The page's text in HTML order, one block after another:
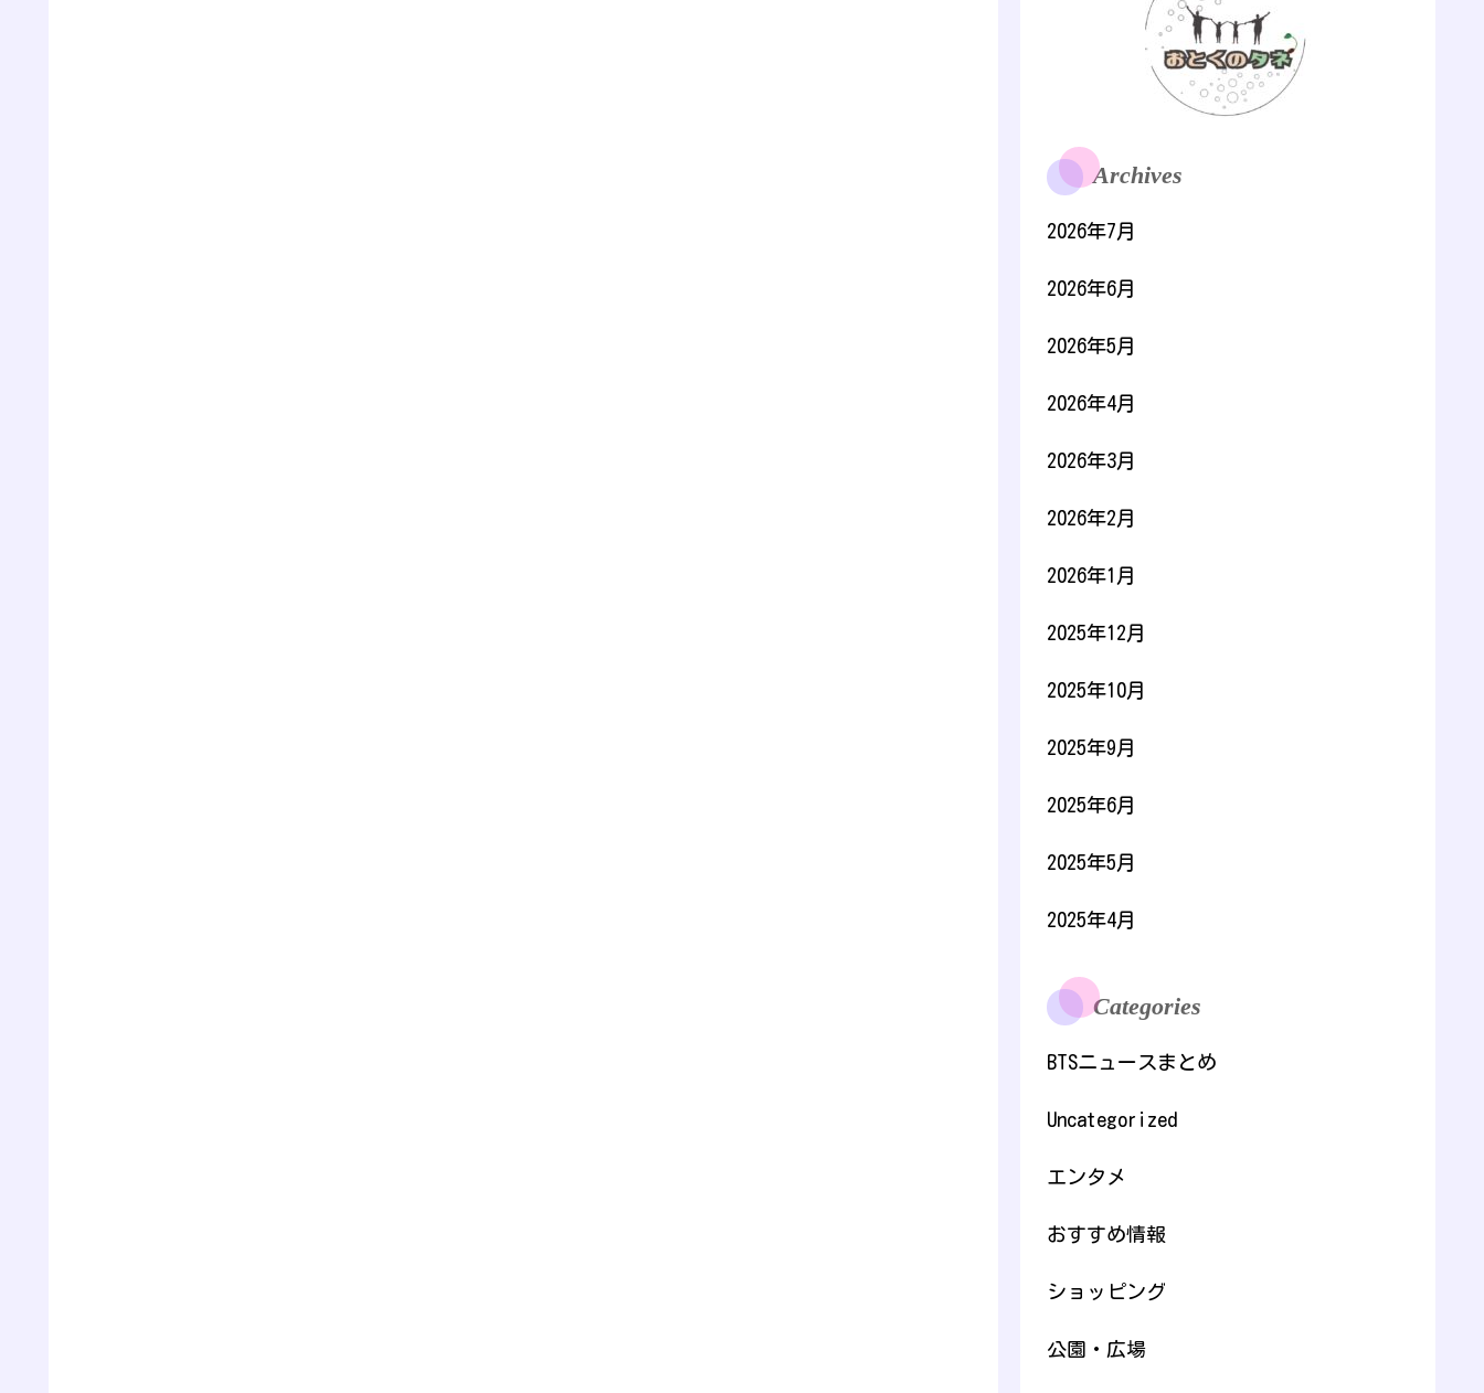
Archives
2026年7月
2026年6月
2026年5月
2026年4月
2026年3月
2026年2月
2026年1月
2025年12月
2025年10月
2025年9月
2025年6月
2025年5月
2025年4月
Categories
BTSニュースまとめ
Uncategorized
エンタメ
おすすめ情報
ショッピング
公園・広場